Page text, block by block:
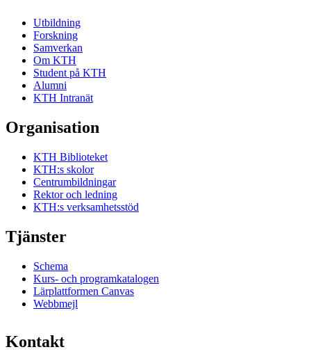
Utbildning
Forskning
Samverkan
Om KTH
Student på KTH
Alumni
KTH Intranät
Organisation
KTH Biblioteket
KTH:s skolor
Centrumbildningar
Rektor och ledning
KTH:s verksamhetsstöd
Tjänster
Schema
Kurs- och programkatalogen
Lärplattformen Canvas
Webbmejl
Kontakt